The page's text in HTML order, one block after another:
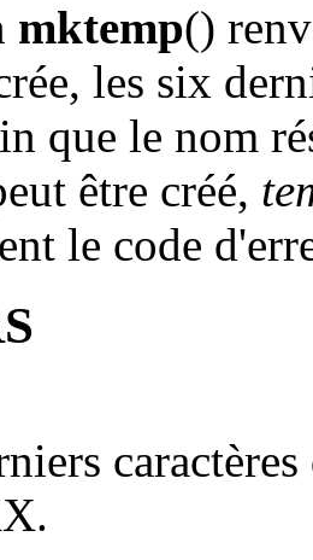
mktemp()
les six
que le nom
être créé,
le code